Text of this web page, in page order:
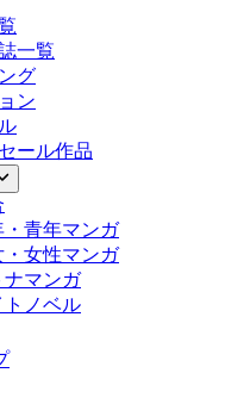
一覧
グ
ン
ール作品
・青年マンガ
・女性マンガ
ナマンガ
トノベル